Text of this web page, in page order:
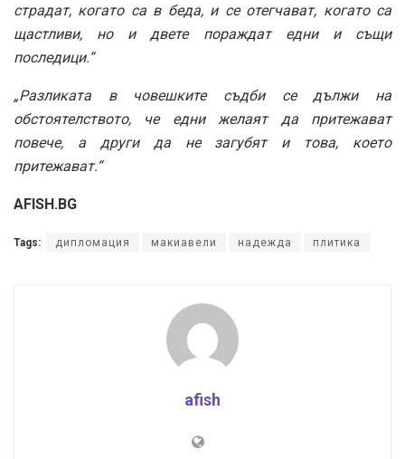
страдат, когато са в беда, и се отегчават, когато са
щастливи, но и двете пораждат едни и същи
последици.“
„Разликата в човешките съдби се дължи на
обстоятелството, че едни желаят да притежават
повече, а други да не загубят и това, което
притежават.“
AFISH.BG
Tags: дипломация макиавели надежда плитика
afish